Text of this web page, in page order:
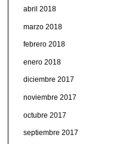
abril 2018
marzo 2018
febrero 2018
enero 2018
diciembre 2017
noviembre 2017
octubre 2017
septiembre 2017